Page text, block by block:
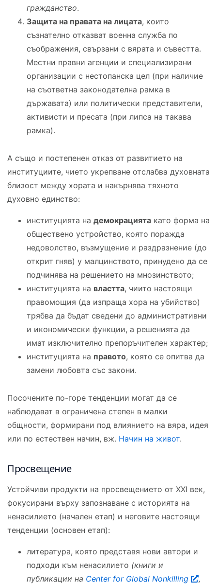
гражданство.
Защита на правата на лицата, които
съзнателно отказват военна служба по
съображения, свързани с вярата и съвестта.
Местни правни агенции и специализирани
организации с нестопанска цел (при наличие
на съответна законодателна рамка в
държавата) или политически представители,
активисти и пресата (при липса на такава
рамка).
А също и постепенен отказ от развитието на
институциите, чието укрепване отслабва духовната
близост между хората и накърнява тяхното
духовно единство:
институцията на демокрацията като форма на
обществено устройство, която поражда
недоволство, възмущение и раздразнение (до
открит гняв) у малцинството, принудено да се
подчинява на решението на мнозинството;
институцията на властта, чиито настоящи
правомощия (да изпраща хора на убийство)
трябва да бъдат сведени до административни
и икономически функции, а решенията да
имат изключително препоръчителен характер;
институцията на правото, която се опитва да
замени любовта със закони.
Посочените по-горе тенденции могат да се
наблюдават в ограничена степен в малки
общности, формирани под влиянието на вяра, идея
или по естествен начин, вж. Начин на живот.
Просвещение
Устойчиви продукти на просвещението от XXI век,
фокусирани върху запознаване с историята на
ненасилието (начален етап) и неговите настоящи
тенденции (основен етап):
литература, която представя нови автори и
подходи към ненасилието (книги и
публикации на Center for Global Nonkilling
,